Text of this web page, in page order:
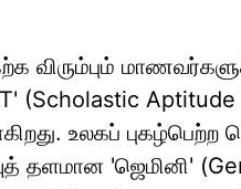
விரும்பும்
(Scholastic Aptitude
உலகப் புகழ்பெற்ற
தளமான 'ஜெமினி'